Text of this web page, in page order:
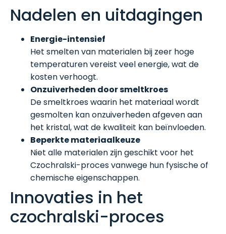
Nadelen en uitdagingen
Energie-intensief
Het smelten van materialen bij zeer hoge
temperaturen vereist veel energie, wat de
kosten verhoogt.
Onzuiverheden door smeltkroes
De smeltkroes waarin het materiaal wordt
gesmolten kan onzuiverheden afgeven aan
het kristal, wat de kwaliteit kan beïnvloeden.
Beperkte materiaalkeuze
Niet alle materialen zijn geschikt voor het
Czochralski-proces vanwege hun fysische of
chemische eigenschappen.
Innovaties in het
czochralski-proces